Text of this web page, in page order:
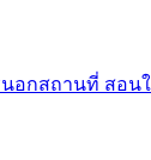
อกสถานที่ สอน